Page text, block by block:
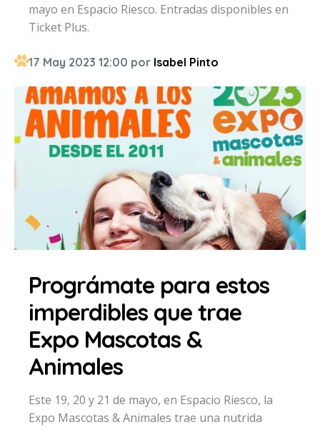
mayo en Espacio Riesco. Entradas disponibles en
Ticket Plus.
17 May 2023 12:00 por Isabel Pinto
Prográmate para estos
imperdibles que trae
Expo Mascotas &
Animales
Este 19, 20 y 21 de mayo, en Espacio Riesco, la
Expo Mascotas & Animales trae una nutrida